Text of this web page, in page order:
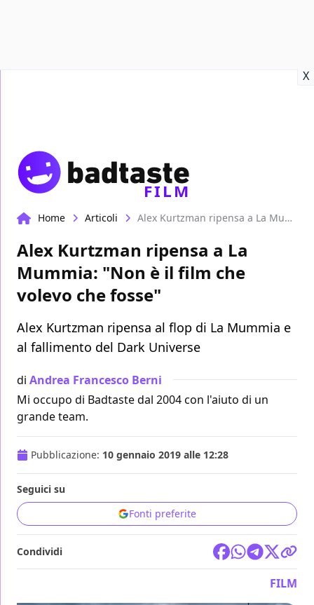
X
FILM
Home Articoli Alex Kurtzman ripensa a La Mummia: "Non è il film che volevo che fosse"
Alex Kurtzman ripensa a La
Mummia: "Non è il film che
volevo che fosse"
Alex Kurtzman ripensa al flop di La Mummia e
al fallimento del Dark Universe
di Andrea Francesco Berni
Mi occupo di Badtaste dal 2004 con l'aiuto di un
grande team.
Pubblicazione: 10 gennaio 2019 alle 12:28
Seguici su
Fonti preferite
Condividi
FILM